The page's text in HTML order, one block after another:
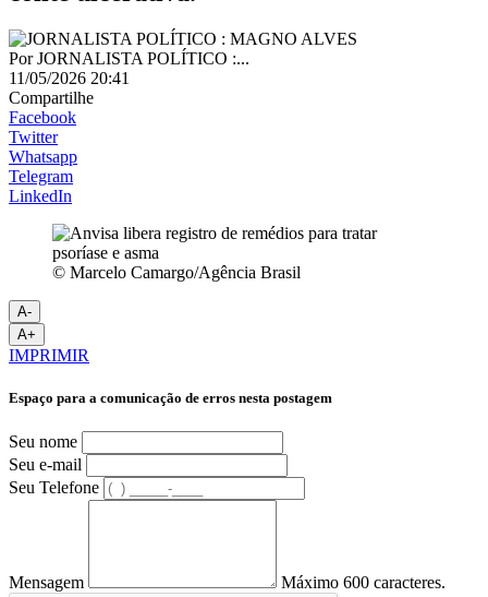
PorJORNALISTA POLÍTICO :...
11/05/2026 20:41
Compartilhe
Facebook
Twitter
Whatsapp
Telegram
LinkedIn
© Marcelo Camargo/Agência Brasil
A-
A+
IMPRIMIR
Espaço para a comunicação de erros nesta postagem
Seu nome
Seu e-mail
Seu Telefone
Mensagem Máximo 600 caracteres.